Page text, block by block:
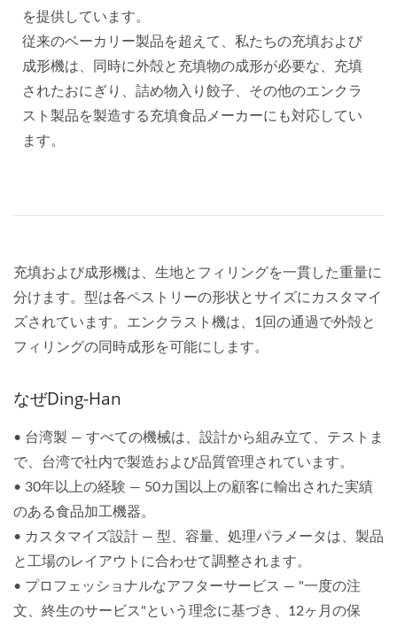
を提供しています。
従来のベーカリー製品を超えて、私たちの充填および
成形機は、同時に外殻と充填物の成形が必要な、充填
されたおにぎり、詰め物入り餃子、その他のエンクラ
スト製品を製造する充填食品メーカーにも対応してい
ます。
充填および成形機は、生地とフィリングを一貫した重量に
分けます。型は各ペストリーの形状とサイズにカスタマイ
ズされています。エンクラスト機は、1回の通過で外殻と
フィリングの同時成形を可能にします。
なぜDing-Han
• 台湾製 — すべての機械は、設計から組み立て、テストま
で、台湾で社内で製造および品質管理されています。
• 30年以上の経験 — 50カ国以上の顧客に輸出された実績
のある食品加工機器。
• カスタマイズ設計 — 型、容量、処理パラメータは、製品
と工場のレイアウトに合わせて調整されます。
• プロフェッショナルなアフターサービス — "一度の注
文、終生のサービス"という理念に基づき、12ヶ月の保